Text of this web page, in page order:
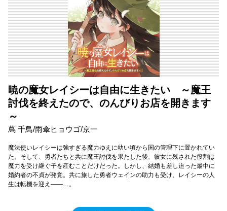
暁の魔女レイシーは自由に生きたい ～魔王
討伐を終えたので、のんびりお店を開きます
～
蔦 千鳥/雨傘ヒョウゴ/京一
魔法使いレイシーは強すぎる魔力ゆえに幼い頃から国の管理下に置かれてい
た。そして、勇者たちと共に魔王討伐を果たした後、彼女に残された役割は
魔力を受け継ぐ子を産むことだけだった。しかし、結婚も差し迫った最中に
婚約者の不貞が発覚。共に旅した勇者ウェインの助力も受け、レイシーの人
生は転機を迎え――…。